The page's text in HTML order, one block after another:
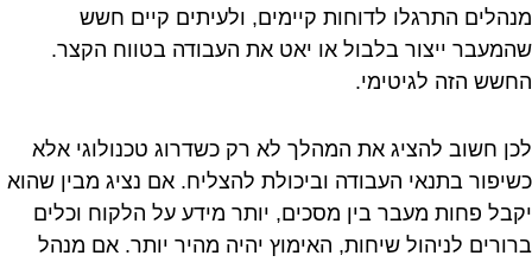
מנהלים התרגלו לדוחות קיימים, ולעיתים קיים חשש
שהמעבר ייצור בלבול או יאט את העבודה בטווח הקצר.
החשש הזה לגיטימי.
לכן חשוב להציג את המהלך לא רק כשדרוג טכנולוגי אלא
כשיפור בתנאי העבודה וביכולת להצליח. אם נציג מבין שהוא
יקבל פחות מעבר בין מסכים, יותר מידע על הלקוח וכלים
ברורים לניהול שיחות, האימוץ יהיה מהיר יותר. אם מנהל